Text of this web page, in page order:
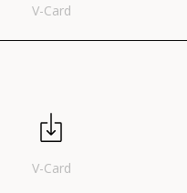
V-Card
V-Card